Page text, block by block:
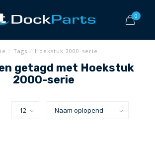
0
/ Tags / Hoekstuk 2000-serie
getagd met Hoekstuk
2000-serie